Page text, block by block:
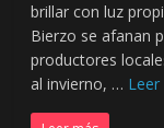
brillar con luz
Bierzo se afanan
productores
al invierno, … Leer